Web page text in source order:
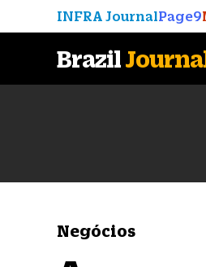
INFRA JournalPage9
Brazil
Negócios